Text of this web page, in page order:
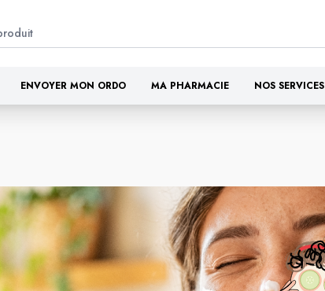
ENVOYER MON ORDO MA PHARMACIE NOS SERVICES